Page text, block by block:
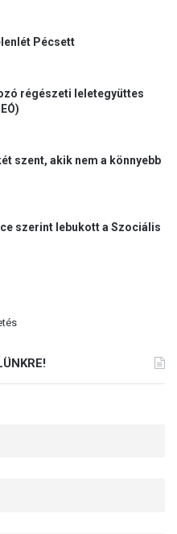
Pécsett
régészeti leletegyüttes
szent, akik nem a könnyebb
szerint lebukott a Szociális